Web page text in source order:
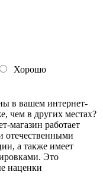
Хорошо
в вашем интернет-
чем в других местах?
магазин работает
отечественными
а также имеет
Это
наценки